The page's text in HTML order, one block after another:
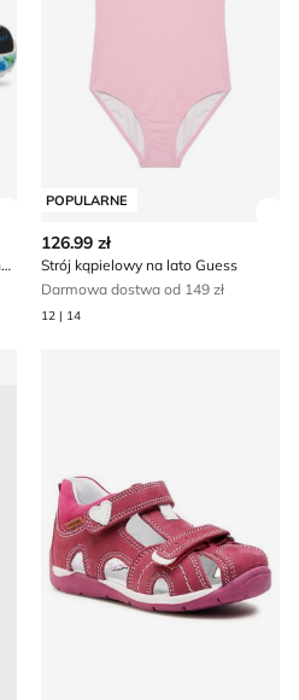
Buty sportowe dziecięce wiosenne Skechers
POPULARNE
126.99 zł
Strój kąpielowy na lato Guess
Darmowa dostwa od 149 zł
12 | 14